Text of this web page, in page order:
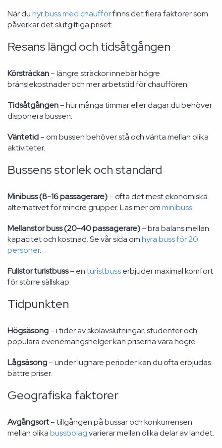
När duhyr buss med chaufförfinns det flera faktorer som
påverkar det slutgiltiga priset:
Resans längd och tidsåtgången
Körsträckan– längre sträckor innebär högre
bränslekostnader och mer arbetstid för chauffören.
Tidsåtgången– hur många timmar eller dagar du behöver
disponera bussen.
Väntetid– om bussen behöver stå och vänta mellan olika
aktiviteter.
Bussens storlek och standard
Minibuss (8-16 passagerare)– ofta det mest ekonomiska
alternativet för mindre grupper. Läs mer omminibuss.
Mellanstor buss (20-40 passagerare)– bra balans mellan
kapacitet och kostnad. Se vår sida omhyra buss för 20
personer.
Fullstor turistbuss– enturistbusserbjuder maximal komfort
för större sällskap.
Tidpunkten
Högsäsong– i tider av skolavslutningar, studenter och
populära evenemangshelger kan priserna vara högre.
Lågsäsong– under lugnare perioder kan du ofta erbjudas
bättre priser.
Geografiska faktorer
Avgångsort– tillgången på bussar och konkurrensen
mellan olikabussbolagvarierar mellan olika delar av landet.